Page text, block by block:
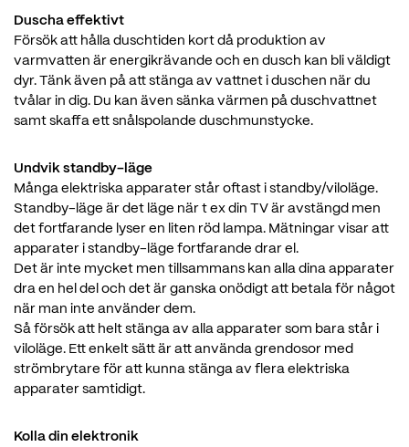
Duscha effektivt
Försök att hålla duschtiden kort då produktion av
varmvatten är energikrävande och en dusch kan bli väldigt
dyr. Tänk även på att stänga av vattnet i duschen när du
tvålar in dig. Du kan även sänka värmen på duschvattnet
samt skaffa ett snålspolande duschmunstycke.
Undvik standby-läge
Många elektriska apparater står oftast i standby/viloläge.
Standby-läge är det läge när t ex din TV är avstängd men
det fortfarande lyser en liten röd lampa. Mätningar visar att
apparater i standby-läge fortfarande drar el.
Det är inte mycket men tillsammans kan alla dina apparater
dra en hel del och det är ganska onödigt att betala för något
när man inte använder dem.
Så försök att helt stänga av alla apparater som bara står i
viloläge. Ett enkelt sätt är att använda grendosor med
strömbrytare för att kunna stänga av flera elektriska
apparater samtidigt.
Kolla din elektronik